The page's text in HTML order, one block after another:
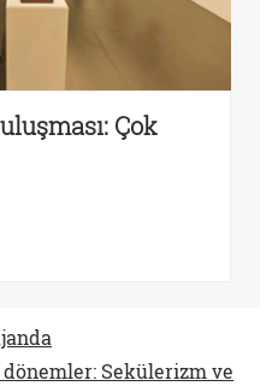
Çok
Sekülerizm ve